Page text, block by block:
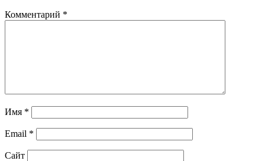
Комментарий *
Имя *
Email *
Сайт